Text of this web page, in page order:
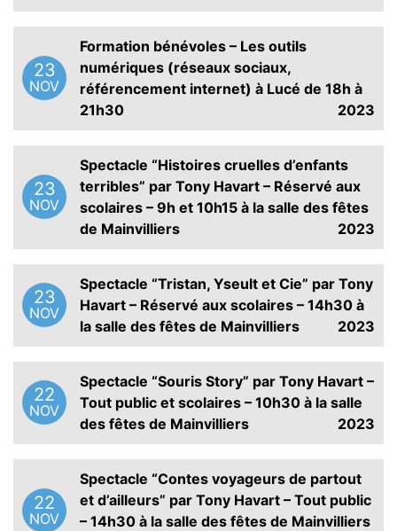
23
NOV
Formation bénévoles – Les outils
numériques (réseaux sociaux,
référencement internet) à Lucé de 18h à
21h30
2023
23
NOV
Spectacle “Histoires cruelles d’enfants
terribles” par Tony Havart – Réservé aux
scolaires – 9h et 10h15 à la salle des fêtes
de Mainvilliers
2023
23
NOV
Spectacle “Tristan, Yseult et Cie” par Tony
Havart – Réservé aux scolaires – 14h30 à
la salle des fêtes de Mainvilliers
2023
22
NOV
Spectacle “Souris Story” par Tony Havart –
Tout public et scolaires – 10h30 à la salle
des fêtes de Mainvilliers
2023
22
NOV
Spectacle “Contes voyageurs de partout
et d’ailleurs” par Tony Havart – Tout public
– 14h30 à la salle des fêtes de Mainvilliers